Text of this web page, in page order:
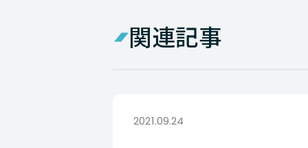
関連記事
2021.09.24